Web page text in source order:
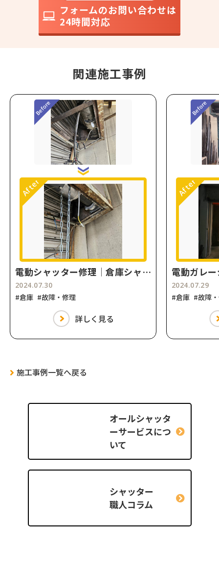
フォームのお問い合わせは
24時間対応
関連施工事例
電動シャッター修理｜倉庫シャッター開閉機交換
2024.07.30
#倉庫 #故障・修理
詳しく見る
2024.07.29
#倉庫 #故障
施工事例一覧へ戻る
オールシャッタ
ーサービスにつ
いて
シャッター
職人コラム